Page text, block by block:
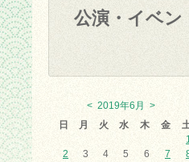
公演・イベン
< 2019年6月
>
日
月 火 水 木 金
2
3 4 5 6 7